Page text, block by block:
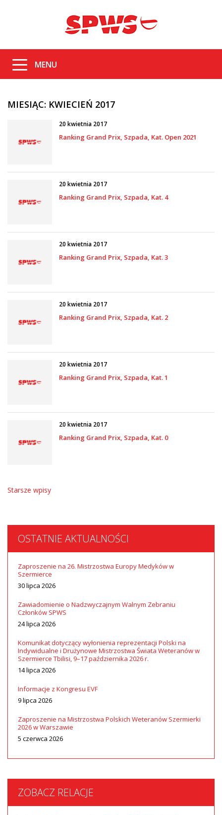
MENU
MIESIĄC: KWIECIEŃ 2017
20 kwietnia 2017
Ranking Grand Prix, Szpada, Kat. Open 2021
20 kwietnia 2017
Ranking Grand Prix, Szpada, Kat. 4
20 kwietnia 2017
Ranking Grand Prix, Szpada, Kat. 3
20 kwietnia 2017
Ranking Grand Prix, Szpada, Kat. 2
20 kwietnia 2017
Ranking Grand Prix, Szpada, Kat. 1
20 kwietnia 2017
Ranking Grand Prix, Szpada, Kat. 0
Nawigacja
Starsze wpisy
OSTATNIE AKTUALNOŚCI
Zaproszenie na 26. Mistrzostwa Europy Medyków w
Szermierce
30 lipca 2026
Zawiadomienie o Nadzwyczajnym Walnym Zebraniu
Członków SPWS
24 lipca 2026
Komunikat dotyczący wyłonienia reprezentacji Polski na
Indywidualne i Drużynowe Mistrzostwa Świata Weteranów w
Szermierce Tbilisi, 9–17 października 2026 r.
14 lipca 2026
Informacje z Kongresu EVF
9 lipca 2026
Zaproszenie na Mistrzostwa Polskich Weteranów Szermierki
2026 w Warszawie
5 czerwca 2026
ZOBACZ RELACJE